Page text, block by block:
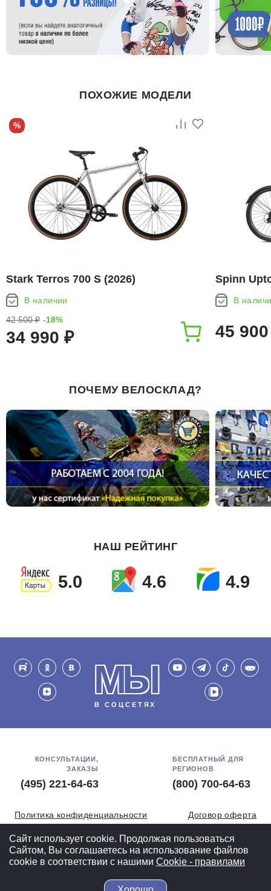
ПОХОЖИЕ МОДЕЛИ
%
Stark Terros 700 S (2026)
В наличии
42 500 ₽ -18%
34 990 ₽
Spinn
В
45
ПОЧЕМУ ВЕЛОСКЛАД?
НАШ РЕЙТИНГ
5.0 4.6 4.9
МЫ
В СОЦСЕТЯХ
КОНСУЛЬТАЦИИ,
ЗАКАЗЫ
(495) 221-64-63
БЕСПЛАТНЫЙ ДЛЯ
РЕГИОНОВ
(800) 700-64-63
Политика конфиденциальности
Договор оферта
Обработка персональных данных
СОУТ
Полная версия
Сайт использует cookie. Продолжая пользоваться
Сайтом, Вы соглашаетесь на использование файлов
cookie в соответствии с нашими Cookiе - правилами